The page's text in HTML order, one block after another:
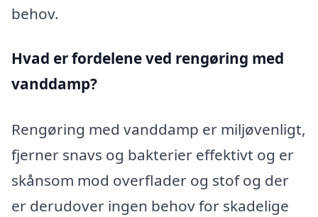
behov.
Hvad er fordelene ved rengøring med
vanddamp?
Rengøring med vanddamp er miljøvenligt,
fjerner snavs og bakterier effektivt og er
skånsom mod overflader og stof og der
er derudover ingen behov for skadelige